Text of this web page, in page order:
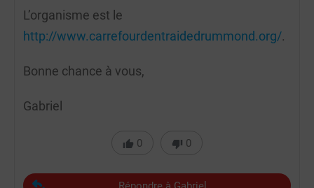
L’organisme est le
http://www.carrefourdentraidedrummond.org/.
Bonne chance à vous,
Gabriel
0 0